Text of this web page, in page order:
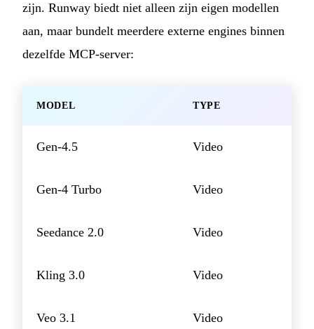
zijn. Runway biedt niet alleen zijn eigen modellen
aan, maar bundelt meerdere externe engines binnen
dezelfde MCP-server:
MODEL TYPE
Gen-4.5 Video
Gen-4 Turbo Video
Seedance 2.0 Video
Kling 3.0 Video
Veo 3.1 Video